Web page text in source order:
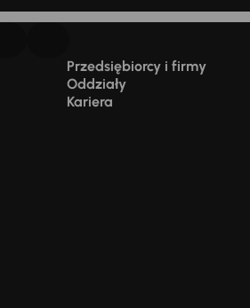
Przedsiębiorcy i firmy
Oddziały
Kariera